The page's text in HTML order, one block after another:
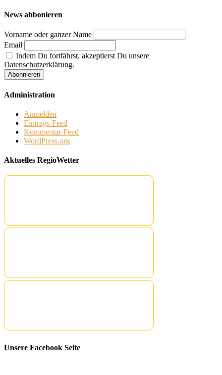
News abbonieren
Vorname oder ganzer Name
Email
Indem Du fortfährst, akzeptierst Du unsere
Datenschutzerklärung.
Administration
Anmelden
Eintrags-Feed
Kommentar-Feed
WordPress.org
Aktuelles RegioWetter
Unsere Facebook Seite